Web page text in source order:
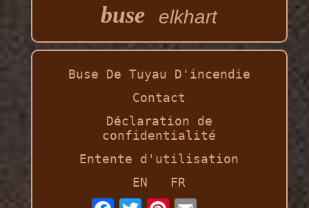
buse elkhart
Buse De Tuyau D'incendie
Contact
Déclaration de
confidentialité
Entente d'utilisation
EN
FR